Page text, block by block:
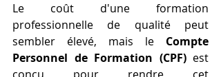
Le coût d'une formation
professionnelle de qualité peut
sembler élevé, mais le Compte
Personnel de Formation (CPF) est